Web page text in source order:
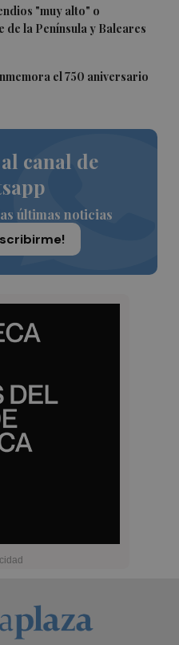
"muy alto" o
la Península y Baleares
el 750 aniversario
canal de
últimas noticias